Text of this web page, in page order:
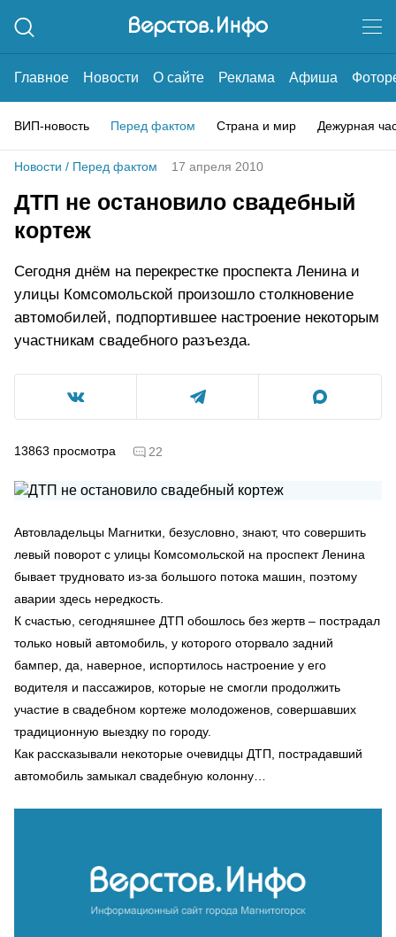
Главное Новости О сайте Реклама Афиша
ВИП-новость Перед фактом Страна и мир Дежурная
Новости / Перед фактом 17 апреля 2010
ДТП не остановило свадебный
кортеж
Сегодня днём на перекрестке проспекта Ленина и
улицы Комсомольской произошло столкновение
автомобилей, подпортившее настроение некоторым
участникам свадебного разъезда.
13863 просмотра 22
Автовладельцы Магнитки, безусловно, знают, что совершить
левый поворот с улицы Комсомольской на проспект Ленина
бывает трудновато из-за большого потока машин, поэтому
аварии здесь нередкость.
К счастью, сегодняшнее ДТП обошлось без жертв – пострадал
только новый автомобиль, у которого оторвало задний
бампер, да, наверное, испортилось настроение у его
водителя и пассажиров, которые не смогли продолжить
участие в свадебном кортеже молодоженов, совершавших
традиционную выездку по городу.
Как рассказывали некоторые очевидцы ДТП, пострадавший
автомобиль замыкал свадебную колонну…